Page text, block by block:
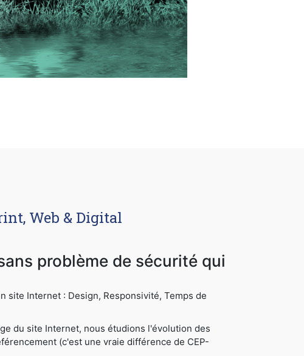
Web & Digital
problème de sécurité qui
Internet : Design, Responsivité, Temps de
du site Internet, nous étudions l'évolution des
(c'est une vraie différence de CEP-